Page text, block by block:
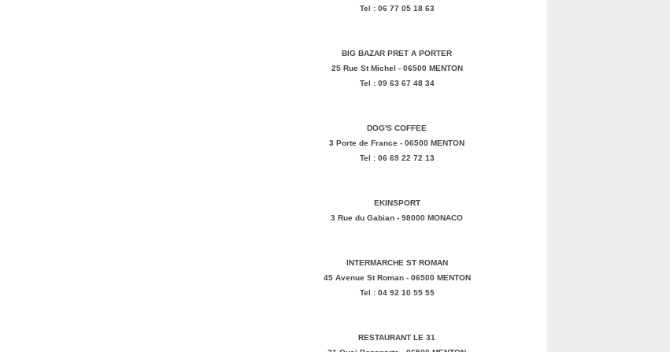
Tel : 06 77 05 18 63
BIG BAZAR PRET A PORTER
25 Rue St Michel - 06500 MENTON
Tel : 09 63 67 48 34
DOG'S COFFEE
3 Porte de France - 06500 MENTON
Tel : 06 69 22 72 13
EKINSPORT
3 Rue du Gabian - 98000 MONACO
INTERMARCHE ST ROMAN
45 Avenue St Roman - 06500 MENTON
Tel : 04 92 10 55 55
RESTAURANT LE 31